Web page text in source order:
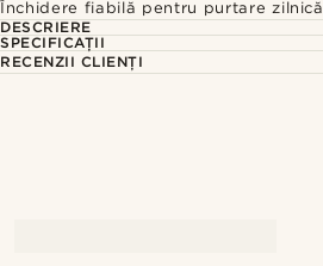
Închidere fiabilă pentru purtare zilnică
DESCRIERE
SPECIFICAȚII
RECENZII CLIENȚI